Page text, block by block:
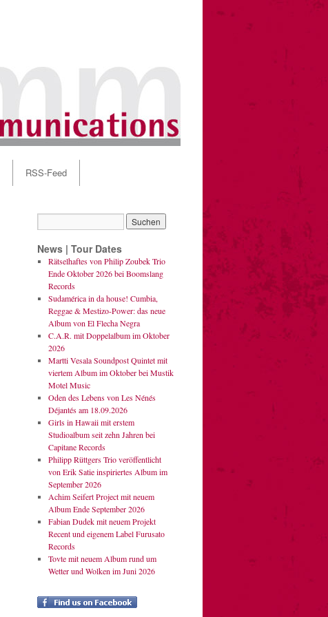
RSS-Feed
News | Tour Dates
Rätselhaftes von Philip Zoubek Trio
Ende Oktober 2026 bei Boomslang
Records
Sudamérica in da house! Cumbia,
Reggae & Mestizo-Power: das neue
Album von El Flecha Negra
C.A.R. mit Doppelalbum im Oktober
2026
Martti Vesala Soundpost Quintet mit
viertem Album im Oktober bei Mustik
Motel Music
Oden des Lebens von Les Nénés
Déjantés am 18.09.2026
Girls in Hawaii mit erstem
Studioalbum seit zehn Jahren bei
Capitane Records
Philipp Rüttgers Trio veröffentlicht
von Erik Satie inspiriertes Album im
September 2026
Achim Seifert Project mit neuem
Album Ende September 2026
Fabian Dudek mit neuem Projekt
Recent und eigenem Label Furusato
Records
Tovte mit neuem Album rund um
Wetter und Wolken im Juni 2026